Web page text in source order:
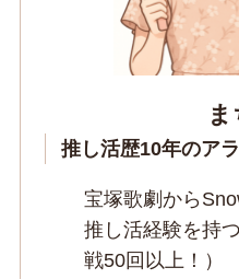
推し活歴10年のア
宝塚歌劇から
推し活経験を持
戦50回以上！）